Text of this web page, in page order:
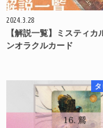
2024.3.28
【解説一覧】ミスティカ
ンオラクルカード